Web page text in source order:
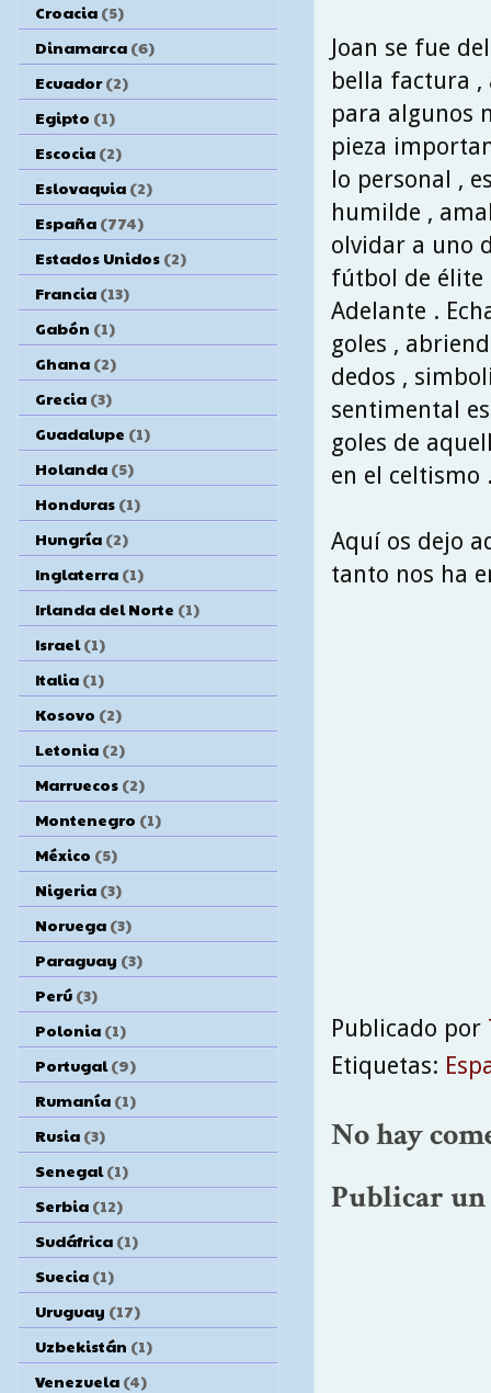
Joan se fue
bella factura ,
para algunos
pieza
lo personal ,
humilde ,
olvidar a uno
fútbol de élite
Adelante .
goles ,
dedos ,
sentimental
goles de
en el celtismo
Aquí os dejo
tanto nos ha
Publicado por
Etiquetas:
No hay
Publicar
Croacia (5)
Dinamarca (6)
Ecuador (2)
Egipto (1)
Escocia (2)
Eslovaquia (2)
España (774)
Estados Unidos (2)
Francia (13)
Gabón (1)
Ghana (2)
Grecia (3)
Guadalupe (1)
Holanda (5)
Honduras (1)
Hungría (2)
Inglaterra (1)
Irlanda del Norte (1)
Israel (1)
Italia (1)
Kosovo (2)
Letonia (2)
Marruecos (2)
Montenegro (1)
México (5)
Nigeria (3)
Noruega (3)
Paraguay (3)
Perú (3)
Polonia (1)
Portugal (9)
Rumanía (1)
Rusia (3)
Senegal (1)
Serbia (12)
Sudáfrica (1)
Suecia (1)
Uruguay (17)
Uzbekistán (1)
Venezuela (4)